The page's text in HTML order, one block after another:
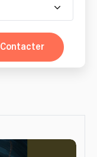
Contacter